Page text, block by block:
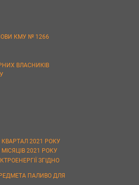
КМУ № 1266
ВЛАСНИКІВ
2021 РОКУ
2021 РОКУ
ЗГІДНО
ПАЛИВО ДЛЯ